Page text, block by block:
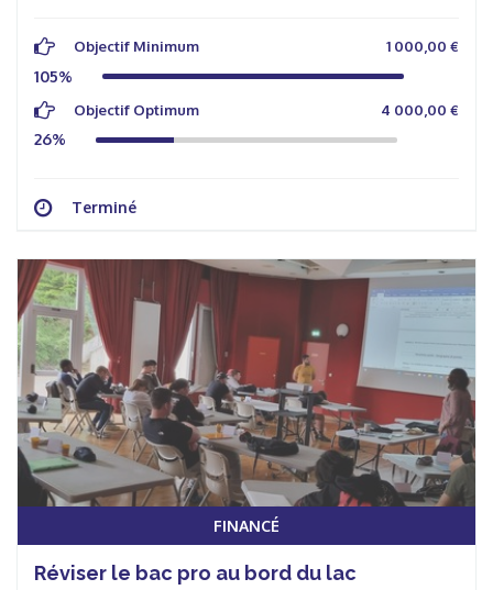
Objectif Minimum 1 000,00 €
105%
Objectif Optimum 4 000,00 €
26%
Terminé
FINANCÉ
Réviser le bac pro au bord du lac